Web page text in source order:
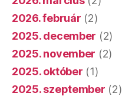
2026. február (2)
2025. december (2)
2025. november (2)
2025. október (1)
2025. szeptember (2)